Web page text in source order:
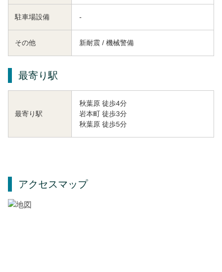
駐車場設備 -
その他 新耐震 / 機械警備
最寄り駅
最寄り駅
秋葉原 徒歩4分
岩本町 徒歩3分
秋葉原 徒歩5分
アクセスマップ